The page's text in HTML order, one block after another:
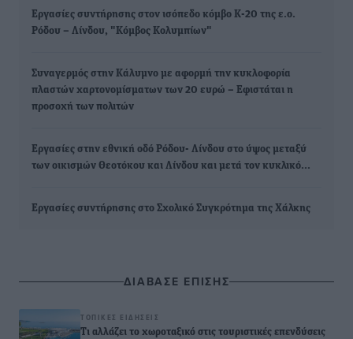
Eργασίες συντήρησης στον ισόπεδο κόμβο Κ-20 της ε.ο.
Ρόδου – Λίνδου, "Κόμβος Κολυμπίων"
Συναγερμός στην Κάλυμνο με αφορμή την κυκλοφορία
πλαστών χαρτονομίσματων των 20 ευρώ – Εφιστάται η
προσοχή των πολιτών
Εργασίες στην εθνική οδό Ρόδου- Λίνδου στο ύψος μεταξύ
των οικισμών Θεοτόκου και Λίνδου και μετά τον κυκλικό…
Εργασίες συντήρησης στο Σχολικό Συγκρότημα της Χάλκης
ΔΙΑΒΑΣΕ ΕΠΙΣΗΣ
ΤΟΠΙΚΈΣ ΕΙΔΉΣΕΙΣ
Τι αλλάζει το χωροταξικό στις τουριστικές επενδύσεις